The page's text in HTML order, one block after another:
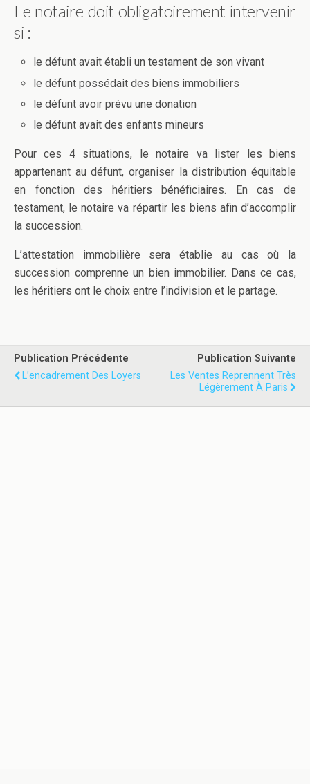
Le notaire doit obligatoirement intervenir
si :
le défunt avait établi un testament de son vivant
le défunt possédait des biens immobiliers
le défunt avoir prévu une donation
le défunt avait des enfants mineurs
Pour ces 4 situations, le notaire va lister les biens
appartenant au défunt, organiser la distribution équitable
en fonction des héritiers bénéficiaires. En cas de
testament, le notaire va répartir les biens afin d’accomplir
la succession.
L’attestation immobilière sera établie au cas où la
succession comprenne un bien immobilier. Dans ce cas,
les héritiers ont le choix entre l’indivision et le partage.
Publication Précédente
L’encadrement Des Loyers
Publication Suivante
Les Ventes Reprennent Très
Légèrement À Paris